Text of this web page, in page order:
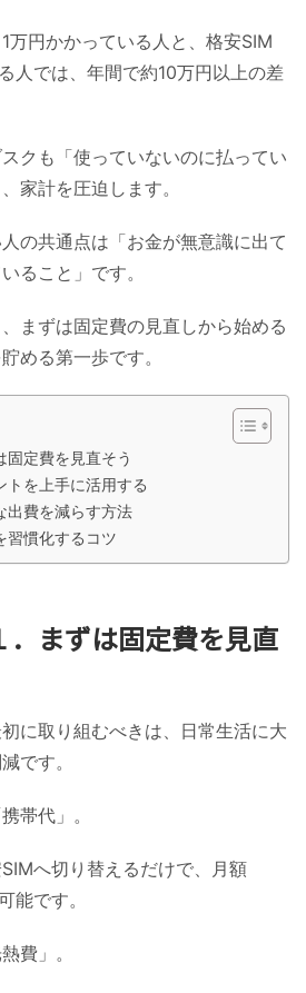
万円かかっている人と、格安SIM
人では、年間で約10万円以上の差
クも「使っていないのに払ってい
家計を圧迫します。
の共通点は「お金が無意識に出て
ること」です。
まずは固定費の見直しから始める
める第一歩です。
固定費を見直そう
トを上手に活用する
出費を減らす方法
習慣化するコツ
．まずは固定費を見直
に取り組むべきは、日常生活に大
です。
帯代」。
へ切り替えるだけで、月額
能です。
費」。